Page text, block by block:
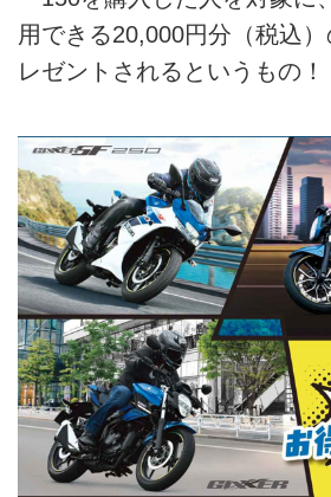
用できる20,000円分（税込
レゼントされるというもの！